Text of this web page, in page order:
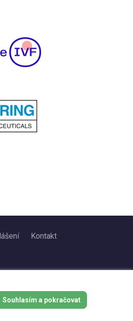
Kontakt
Souhlasím a pokračovat